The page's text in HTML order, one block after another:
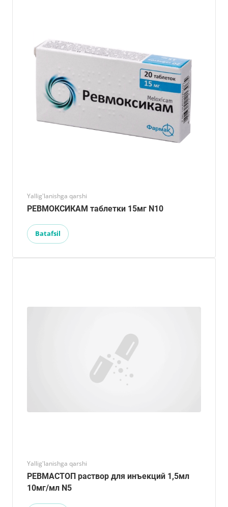
Yallig'lanishga qarshi
РЕВМОКСИКАМ таблетки 15мг N10
Batafsil
Yallig'lanishga qarshi
РЕВМАСТОП раствор для инъекций 1,5мл
10мг/мл N5